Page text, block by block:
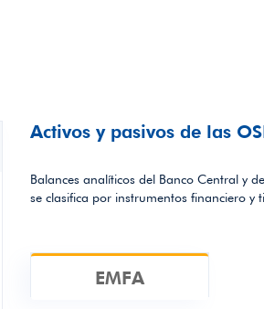
Activos y pasivos de las
Balances analíticos del Banco Central y
se clasifica por instrumentos financiero y
EMFA